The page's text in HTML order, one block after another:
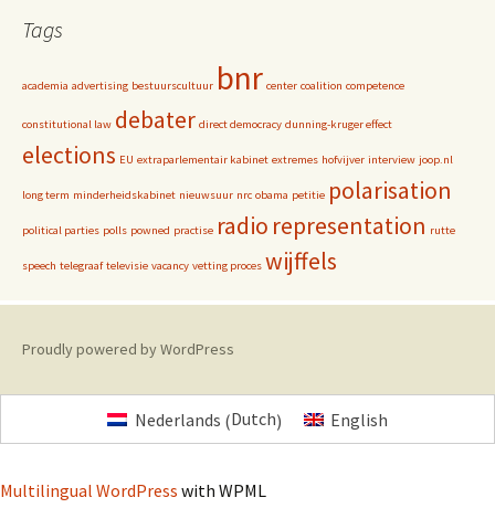
Tags
academia advertising bestuurscultuur bnr center coalition competence
constitutional law debater direct democracy dunning-kruger effect
elections EU extraparlementair kabinet extremes hofvijver interview joop.nl
long term minderheidskabinet nieuwsuur nrc obama petitie polarisation
political parties polls powned practise radio representation rutte
speech telegraaf televisie vacancy vetting proces wijffels
Proudly powered by WordPress
Nederlands (Dutch) English
Multilingual WordPress with WPML